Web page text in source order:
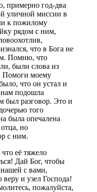
примерно год-два
уличной миссии в
к пожилому
рядом с ним,
что в Бога не
Помню, что
были слова из
Помоги моему
что он устал и
подошла
был разговор. Это и
того
была опечалена
но
с ним.
её тяжело
Дай Бог, чтобы
с вами,
и узел Господа!
пожалуйста,